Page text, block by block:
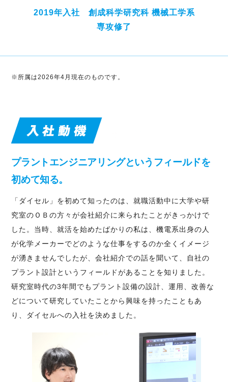
2019年入社 創成科学研究科 機械工学系
専攻修了
※所属は2026年4月現在のものです。
プラントエンジニアリングというフィールドを
初めて知る。
「ダイセル」を初めて知ったのは、就職活動中に大学や研
究室のＯＢの方々が会社紹介に来られたことがきっかけで
した。当時、就活を始めたばかりの私は、機電系出身の人
が化学メーカーでどのような仕事をするのか全くイメージ
が湧きませんでしたが、会社紹介での話を聞いて、自社の
プラント設計というフィールドがあることを知りました。
研究室時代の3年間でもプラント設備の設計、運用、改善な
どについて研究していたことから興味を持ったこともあ
り、ダイセルへの入社を決めました。